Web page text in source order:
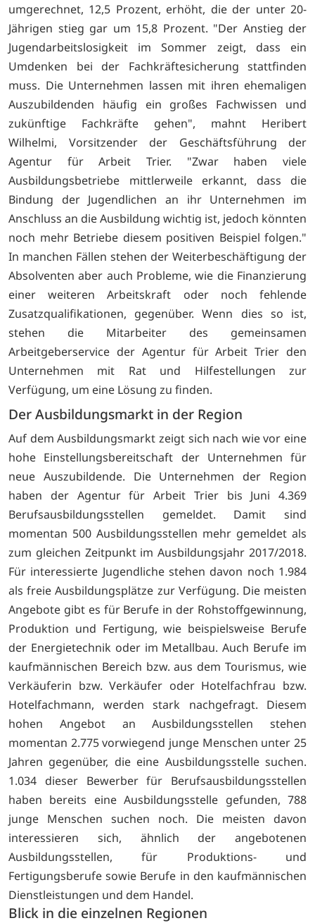
umgerechnet, 12,5 Prozent, erhöht, die der unter 20-
Jährigen stieg gar um 15,8 Prozent. "Der Anstieg der
Jugendarbeitslosigkeit im Sommer zeigt, dass ein
Umdenken bei der Fachkräftesicherung stattfinden
muss. Die Unternehmen lassen mit ihren ehemaligen
Auszubildenden häufig ein großes Fachwissen und
zukünftige Fachkräfte gehen", mahnt Heribert
Wilhelmi, Vorsitzender der Geschäftsführung der
Agentur für Arbeit Trier. "Zwar haben viele
Ausbildungsbetriebe mittlerweile erkannt, dass die
Bindung der Jugendlichen an ihr Unternehmen im
Anschluss an die Ausbildung wichtig ist, jedoch könnten
noch mehr Betriebe diesem positiven Beispiel folgen."
In manchen Fällen stehen der Weiterbeschäftigung der
Absolventen aber auch Probleme, wie die Finanzierung
einer weiteren Arbeitskraft oder noch fehlende
Zusatzqualifikationen, gegenüber. Wenn dies so ist,
stehen die Mitarbeiter des gemeinsamen
Arbeitgeberservice der Agentur für Arbeit Trier den
Unternehmen mit Rat und Hilfestellungen zur
Verfügung, um eine Lösung zu finden.
Der Ausbildungsmarkt in der Region
Auf dem Ausbildungsmarkt zeigt sich nach wie vor eine
hohe Einstellungsbereitschaft der Unternehmen für
neue Auszubildende. Die Unternehmen der Region
haben der Agentur für Arbeit Trier bis Juni 4.369
Berufsausbildungsstellen gemeldet. Damit sind
momentan 500 Ausbildungsstellen mehr gemeldet als
zum gleichen Zeitpunkt im Ausbildungsjahr 2017/2018.
Für interessierte Jugendliche stehen davon noch 1.984
als freie Ausbildungsplätze zur Verfügung. Die meisten
Angebote gibt es für Berufe in der Rohstoffgewinnung,
Produktion und Fertigung, wie beispielsweise Berufe
der Energietechnik oder im Metallbau. Auch Berufe im
kaufmännischen Bereich bzw. aus dem Tourismus, wie
Verkäuferin bzw. Verkäufer oder Hotelfachfrau bzw.
Hotelfachmann, werden stark nachgefragt. Diesem
hohen Angebot an Ausbildungsstellen stehen
momentan 2.775 vorwiegend junge Menschen unter 25
Jahren gegenüber, die eine Ausbildungsstelle suchen.
1.034 dieser Bewerber für Berufsausbildungsstellen
haben bereits eine Ausbildungsstelle gefunden, 788
junge Menschen suchen noch. Die meisten davon
interessieren sich, ähnlich der angebotenen
Ausbildungsstellen, für Produktions- und
Fertigungsberufe sowie Berufe in den kaufmännischen
Dienstleistungen und dem Handel.
Blick in die einzelnen Regionen